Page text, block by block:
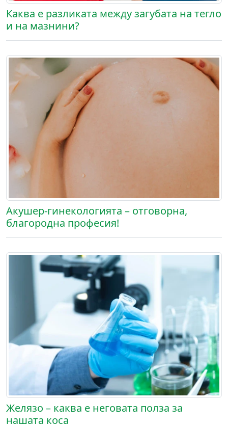
Каква е разликата между загубата на тегло
и на мазнини?
Акушер-гинекологията – отговорна,
благородна професия!
Желязо – каква е неговата полза за
нашата коса